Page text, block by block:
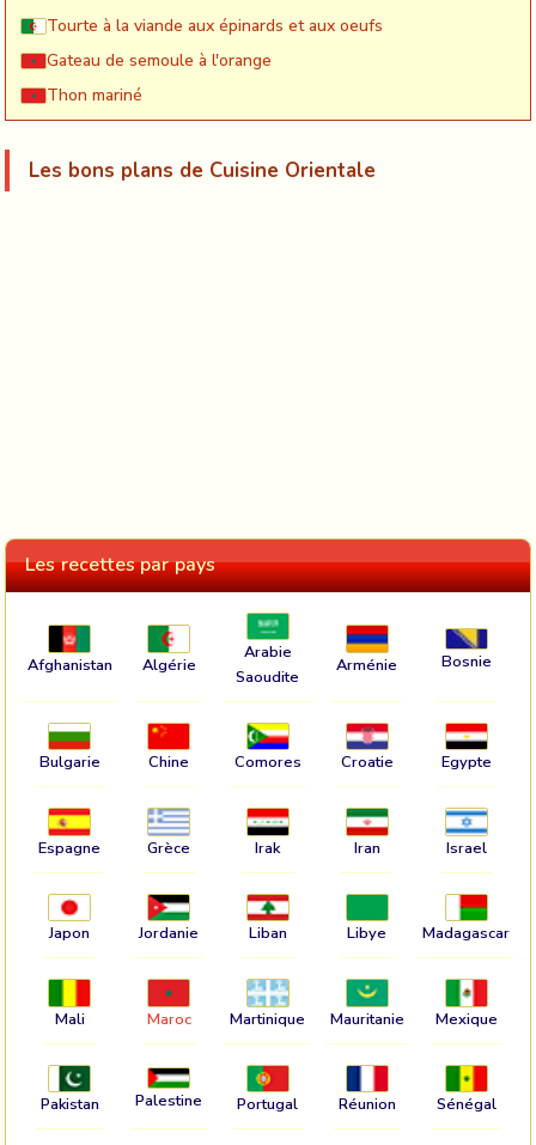
Tourte à la viande aux épinards et aux oeufs
Gateau de semoule à l'orange
Thon mariné
Les bons plans de Cuisine Orientale
Les recettes par pays
Afghanistan Algérie
Arabie
Saoudite
Arménie Bosnie
Bulgarie Chine Comores Croatie Egypte
Espagne Grèce Irak Iran Israel
Japon Jordanie Liban Libye Madagascar
Mali Maroc Martinique Mauritanie Mexique
Pakistan Palestine Portugal Réunion Sénégal